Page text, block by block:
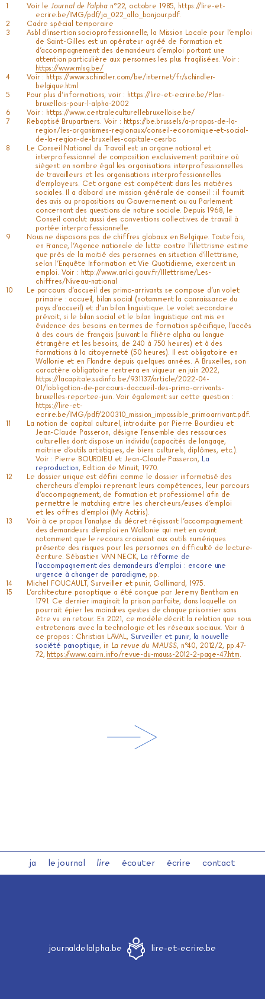
Voir le Journal de l’alpha n°22, octobre 1985, https://lire-et-
ecrire.be/IMG/pdf/ja_022_allo_bonjour.pdf.
Cadre spécial temporaire
Asbl d’insertion socioprofessionnelle, la Mission Locale pour l’emploi
de Saint-Gilles est un opérateur agréé de formation et
d’accompagnement des demandeurs d’emploi portant une
attention particulière aux personnes les plus fragilisées. Voir :
https://www.mlsg.be/
Voir : https://www.schindler.com/be/internet/fr/schindler-
belgique.html
Pour plus d’informations, voir : https://lire-et-ecrire.be/Plan-
bruxellois-pour-l-alpha-2002
Voir : https://www.centraleculturellebruxelloise.be/
Rebaptisé Brupartners. Voir : https://be.brussels/a-propos-de-la-
region/les-organismes-regionaux/conseil-economique-et-social-
de-la-region-de-bruxelles-capitale-cesrbc
Le Conseil National du Travail est un organe national et
interprofessionnel de composition exclusivement paritaire où
siègent en nombre égal les organisations interprofessionnelles
de travailleurs et les organisations interprofessionnelles
d’employeurs. Cet organe est compétent dans les matières
sociales. Il a d’abord une mission générale de conseil : il fournit
des avis ou propositions au Gouvernement ou au Parlement
concernant des questions de nature sociale. Depuis 1968, le
Conseil conclut aussi des conventions collectives de travail à
portée interprofessionnelle.
Nous ne disposons pas de chiffres globaux en Belgique. Toutefois,
en France, l’Agence nationale de lutte contre l’illettrisme estime
que près de la moitié des personnes en situation d’illettrisme,
selon l’Enquête Information et Vie Quotidienne, exercent un
emploi. Voir : http://www.anlci.gouv.fr/Illettrisme/Les-
chiffres/Niveau-national
Le parcours d’accueil des primo-arrivants se compose d’un volet
primaire : accueil, bilan social (notamment la connaissance du
pays d’accueil) et d’un bilan linguistique. Le volet secondaire
prévoit, si le bilan social et le bilan linguistique ont mis en
évidence des besoins en termes de formation spécifique, l’accès
à des cours de français (suivant la filière alpha ou langue
étrangère et les besoins, de 240 à 750 heures) et à des
formations à la citoyenneté (50 heures). Il est obligatoire en
Wallonie et en Flandre depuis quelques années. A Bruxelles, son
caractère obligatoire rentrera en vigueur en juin 2022,
https://lacapitale.sudinfo.be/931137/article/2022-04-
01/lobligation-de-parcours-daccueil-des-primo-arrivants-
bruxelles-reportee-juin . Voir également sur cette question :
https://lire-et-
ecrire.be/IMG/pdf/200310_mission_impossible_primoarrivant.pdf.
La notion de capital culturel, introduite par Pierre Bourdieu et
Jean-Claude Passeron, désigne l’ensemble des ressources
culturelles dont dispose un individu (capacités de langage,
maitrise d’outils artistiques, de biens culturels, diplômes, etc.).
Voir : Pierre BOURDIEU et Jean-Claude Passeron, La
reproduction, Edition de Minuit, 1970.
Le dossier unique est défini comme le dossier informatisé des
chercheurs d’emploi reprenant leurs compétences, leur parcours
d’accompagnement, de formation et professionnel afin de
permettre le matching entre les chercheurs/euses d’emploi
et les offres d’emploi (My Actiris).
Voir à ce propos l’analyse du décret régissant l’accompagnement
des demandeurs d’emploi en Wallonie qui met en avant
notamment que le recours croissant aux outils numériques
présente des risques pour les personnes en difficulté de lecture-
écriture. Sébastien VAN NECK, La réforme de
l’accompagnement des demandeurs d’emploi : encore une
urgence à changer de paradigme, pp.
Michel FOUCAULT, Surveiller et punir, Gallimard, 1975.
L’architecture panoptique a été conçue par Jeremy Bentham en
1791. Ce dernier imaginait la prison parfaite, dans laquelle on
pourrait épier les moindres gestes de chaque prisonnier sans
être vu en retour. En 2021, ce modèle décrit la relation que nous
entretenons avec la technologie et les réseaux sociaux. Voir à
ce propos : Christian LAVAL, Surveiller et punir, la nouvelle
société panoptique, in La revue du MAUSS, n°40, 2012/2, pp.47-
72, https://www.cairn.info/revue-du-mauss-2012-2-page-47.htm
ja le journal lire écouter écrire contact
journaldelalpha.be lire-et-ecrire.be